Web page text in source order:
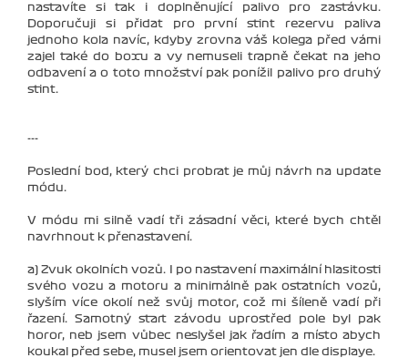
nastavíte si tak i doplněnující palivo pro zastávku.
Doporučuji si přidat pro první stint rezervu paliva
jednoho kola navíc, kdyby zrovna váš kolega před vámi
zajel také do boxu a vy nemuseli trapně čekat na jeho
odbavení a o toto množství pak ponížil palivo pro druhý
stint.
---
Poslední bod, který chci probrat je můj návrh na update
módu.
V módu mi silně vadí tři zásadní věci, které bych chtěl
navrhnout k přenastavení.
a) Zvuk okolních vozů. I po nastavení maximální hlasitosti
svého vozu a motoru a minimálně pak ostatních vozů,
slyším více okolí než svůj motor, což mi šíleně vadí při
řazení. Samotný start závodu uprostřed pole byl pak
horor, neb jsem vůbec neslyšel jak řadím a místo abych
koukal před sebe, musel jsem orientovat jen dle displaye.